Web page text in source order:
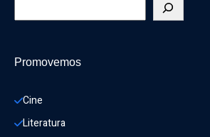
Promovemos
Cine
Literatura